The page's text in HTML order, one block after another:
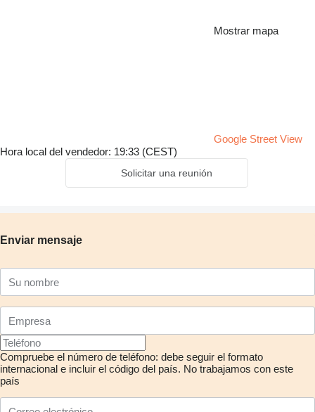
Mostrar mapa
Google Street View
Hora local del vendedor: 19:33 (CEST)
Solicitar una reunión
Enviar mensaje
Compruebe el número de teléfono: debe seguir el formato
internacional e incluir el código del país. No trabajamos con este
país